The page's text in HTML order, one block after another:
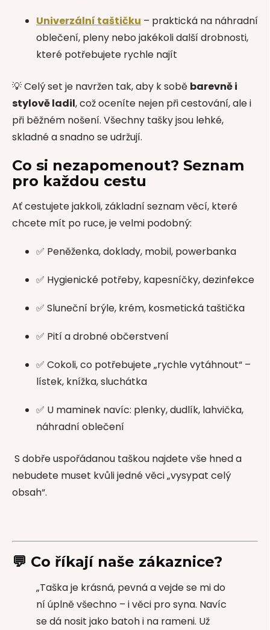
Univerzální taštičku – praktická na náhradní
oblečení, pleny nebo jakékoli další drobnosti,
které potřebujete rychle najít
💡 Celý set je navržen tak, aby k sobě barevně i
stylově ladil, což oceníte nejen při cestování, ale i
při běžném nošení. Všechny tašky jsou lehké,
skladné a snadno se udržují.
Co si nezapomenout? Seznam
pro každou cestu
Ať cestujete jakkoli, základní seznam věcí, které
chcete mít po ruce, je velmi podobný:
✅ Peněženka, doklady, mobil, powerbanka
✅ Hygienické potřeby, kapesníčky, dezinfekce
✅ Sluneční brýle, krém, kosmetická taštička
✅ Pití a drobné občerstvení
✅ Cokoli, co potřebujete „rychle vytáhnout“ –
lístek, knížka, sluchátka
✅ U maminek navíc: plenky, dudlík, lahvička,
náhradní oblečení
S dobře uspořádanou taškou najdete vše hned a
nebudete muset kvůli jedné věci „vysypat celý
obsah“.
💬 Co říkají naše zákaznice?
„Taška je krásná, pevná a vejde se mi do
ní úplně všechno – i věci pro syna. Navíc
se dá nosit jako batoh i na rameni. Už